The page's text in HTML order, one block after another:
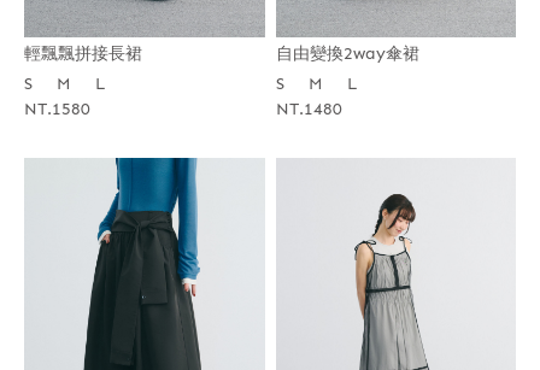
輕飄飄拼接長裙
S
M
L
NT.1580
自由變換2way傘裙
S
M
L
NT.1480